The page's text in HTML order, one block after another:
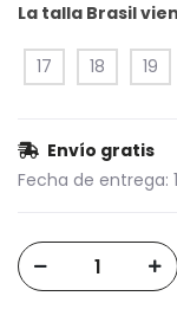
La talla Brasil
17 18 19
Envío gratis
Fecha de entrega: